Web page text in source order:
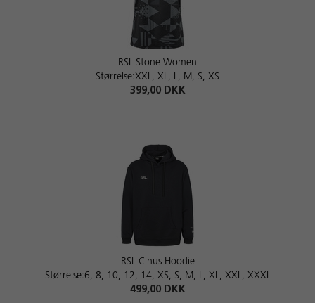
RSL Stone Women
Størrelse:XXL, XL, L, M, S, XS
399,00 DKK
RSL Cinus Hoodie
Størrelse:6, 8, 10, 12, 14, XS, S, M, L, XL, XXL, XXXL
499,00 DKK